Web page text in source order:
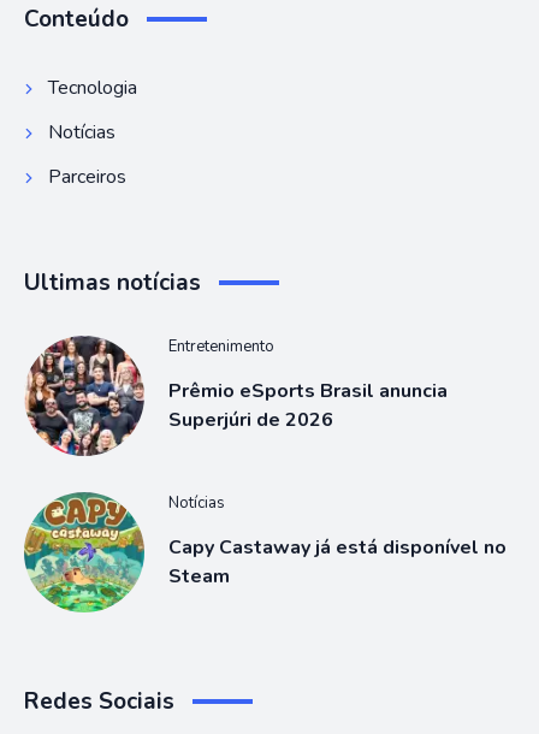
Conteúdo
Tecnologia
Notícias
Parceiros
Ultimas notícias
Entretenimento
Prêmio eSports Brasil anuncia
Superjúri de 2026
Notícias
Capy Castaway já está disponível no
Steam
Redes Sociais